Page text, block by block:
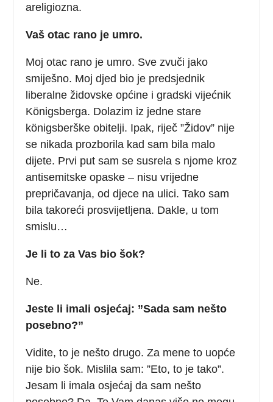
areligiozna.
Vaš otac rano je umro.
Moj otac rano je umro. Sve zvuči jako
smiješno. Moj djed bio je predsjednik
liberalne židovske općine i gradski vijećnik
Königsberga. Dolazim iz jedne stare
königsberške obitelji. Ipak, riječ ”Židov” nije
se nikada prozborila kad sam bila malo
dijete. Prvi put sam se susrela s njome kroz
antisemitske opaske – nisu vrijedne
prepričavanja, od djece na ulici. Tako sam
bila takoreći prosvijetljena. Dakle, u tom
smislu…
Je li to za Vas bio šok?
Ne.
Jeste li imali osjećaj: ”Sada sam nešto
posebno?”
Vidite, to je nešto drugo. Za mene to uopće
nije bio šok. Mislila sam: ”Eto, to je tako”.
Jesam li imala osjećaj da sam nešto